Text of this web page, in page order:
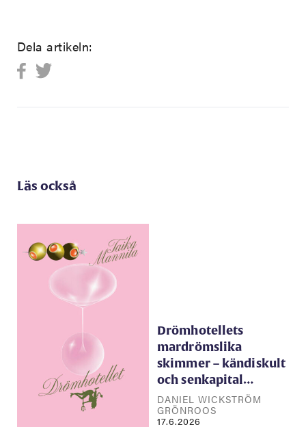
Dela artikeln:
Läs också
Drömhotellets
mardrömslika
skimmer – kändiskult
och senkapital…
DANIEL WICKSTRÖM
GRÖNROOS
17.6.2026